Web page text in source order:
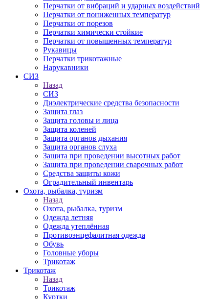
Перчатки от вибраций и ударных воздействий
Перчатки от пониженных температур
Перчатки от порезов
Перчатки химически стойкие
Перчатки от повышенных температур
Рукавицы
Перчатки трикотажные
Нарукавники
СИЗ
Назад
СИЗ
Диэлектрические средства безопасности
Защита глаз
Защита головы и лица
Защита коленей
Защита органов дыхания
Защита органов слуха
Защита при проведении высотных работ
Защита при проведении сварочных работ
Средства защиты кожи
Оградительный инвентарь
Охота, рыбалка, туризм
Назад
Охота, рыбалка, туризм
Одежда летняя
Одежда утеплённая
Противоэнцефалитная одежда
Обувь
Головные уборы
Трикотаж
Трикотаж
Назад
Трикотаж
Куртки